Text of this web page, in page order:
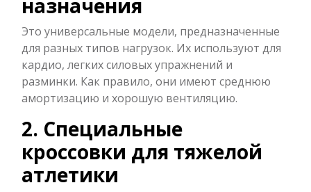
назначения
Это универсальные модели, предназначенные
для разных типов нагрузок. Их используют для
кардио, легких силовых упражнений и
разминки. Как правило, они имеют среднюю
амортизацию и хорошую вентиляцию.
2. Специальные
кроссовки для тяжелой
атлетики